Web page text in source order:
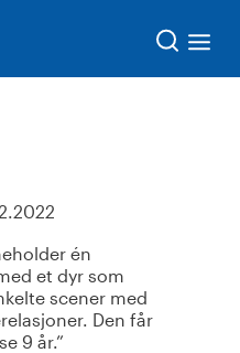
én
et dyr som
scener med
Den får
9 år.